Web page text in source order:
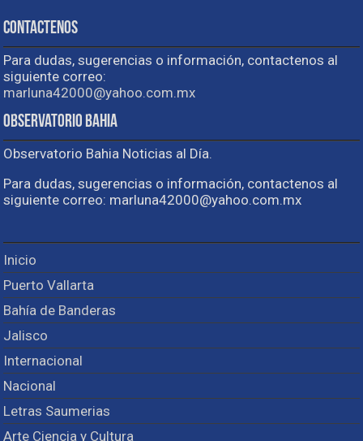
Contactenos
Para dudas, sugerencias o información, contactenos al
siguiente correo:
marluna42000@yahoo.com.mx
Observatorio Bahia
Observatorio Bahia Noticias al Día.
Para dudas, sugerencias o información, contactenos al
siguiente correo: marluna42000@yahoo.com.mx
Inicio
Puerto Vallarta
Bahía de Banderas
Jalisco
Internacional
Nacional
Letras Saumerias
Arte Ciencia y Cultura